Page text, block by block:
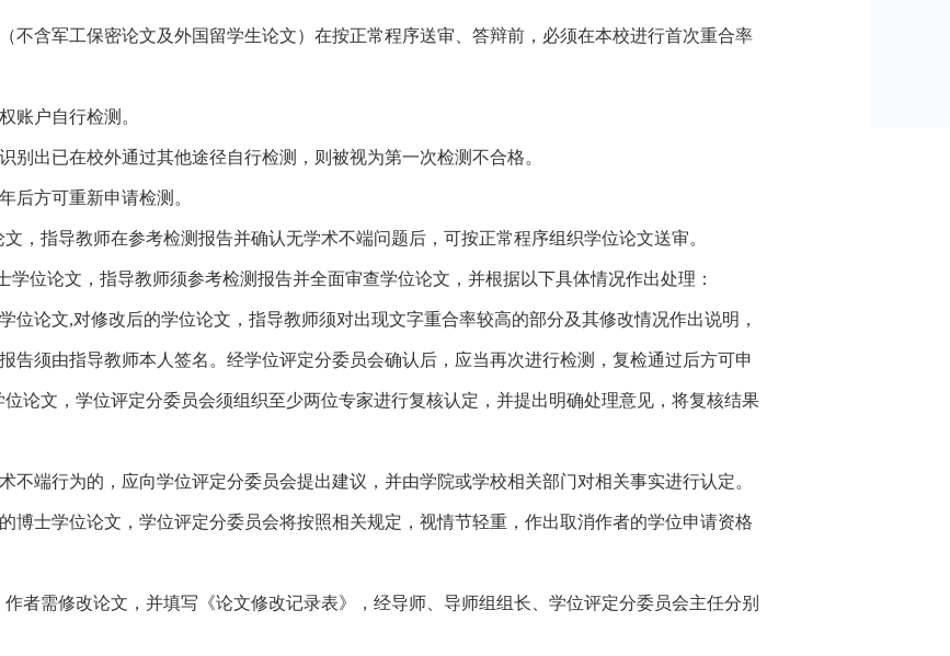
不含军工保密论文及外国留学生论文）在按正常程序送审、答辩前，必须在本校进行首次重合率
账户自行检测。
别出已在校外通过其他途径自行检测，则被视为第一次检测不合格。
后方可重新申请检测。
，指导教师在参考检测报告并确认无学术不端问题后，可按正常程序组织学位论文送审。
学位论文，指导教师须参考检测报告并全面审查学位论文，并根据以下具体情况作出处理：
位论文,对修改后的学位论文，指导教师须对出现文字重合率较高的部分及其修改情况作出说明，
告须由指导教师本人签名。经学位评定分委员会确认后，应当再次进行检测，复检通过后方可申
位论文，学位评定分委员会须组织至少两位专家进行复核认定，并提出明确处理意见，将复核结果
不端行为的，应向学位评定分委员会提出建议，并由学院或学校相关部门对相关事实进行认定。
博士学位论文，学位评定分委员会将按照相关规定，视情节轻重，作出取消作者的学位申请资格
者需修改论文，并填写《论文修改记录表》，经导师、导师组组长、学位评定分委员会主任分别